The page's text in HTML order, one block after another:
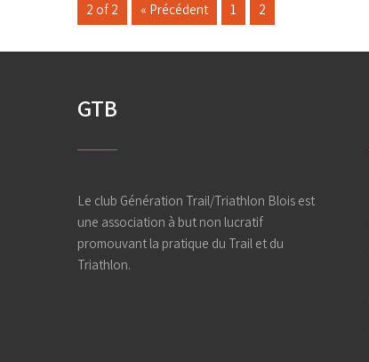
2 of 2 « Précédent 1 2
GTB
Le club Génération Trail/Triathlon Blois est
une association à but non lucratif
promouvant la pratique du Trail et du
Triathlon.